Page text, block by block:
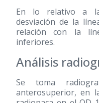
En lo relativo a
desviación de la
relación con la
inferiores.
Análisis
Se toma
anterosuperior, en